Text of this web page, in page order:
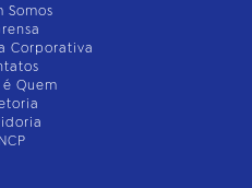
Somos
Corporativa
Quem